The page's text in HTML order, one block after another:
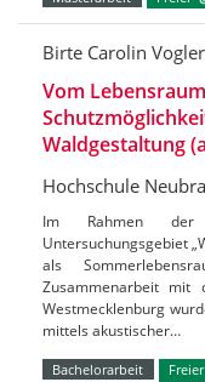
Birte Carolin Vogler
Vom
Waldgestaltung
Hochschule
Im Rahmen der
Untersuchungsgebiet
als
Zusammenarbeit mit
Westmecklenburg
mittels akustischer…
Bachelorarbeit Freier